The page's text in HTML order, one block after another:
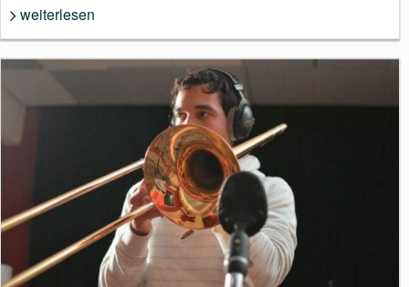
weiterlesen